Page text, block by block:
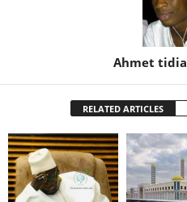
Ahmet
RELATED ARTICLES